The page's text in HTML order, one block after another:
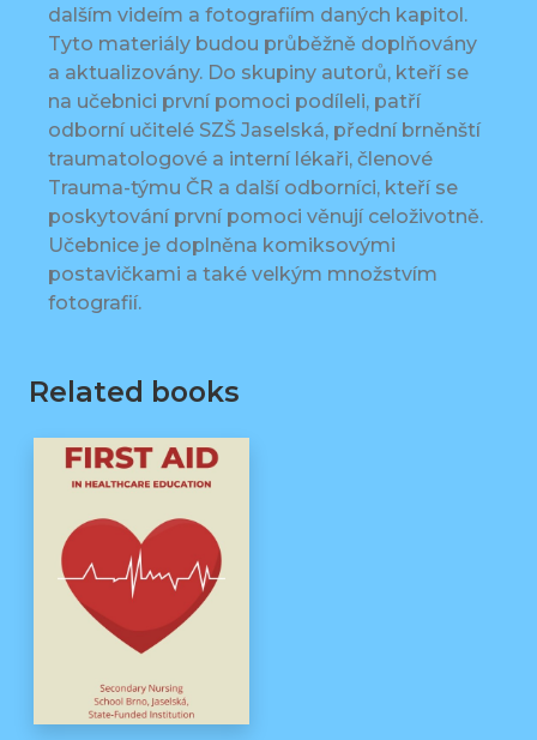
dalším videím a fotografiím daných kapitol.
Tyto materiály budou průběžně doplňovány
a aktualizovány. Do skupiny autorů, kteří se
na učebnici první pomoci podíleli, patří
odborní učitelé SZŠ Jaselská, přední brněnští
traumatologové a interní lékaři, členové
Trauma-týmu ČR a další odborníci, kteří se
poskytování první pomoci věnují celoživotně.
Učebnice je doplněna komiksovými
postavičkami a také velkým množstvím
fotografií.
Related books